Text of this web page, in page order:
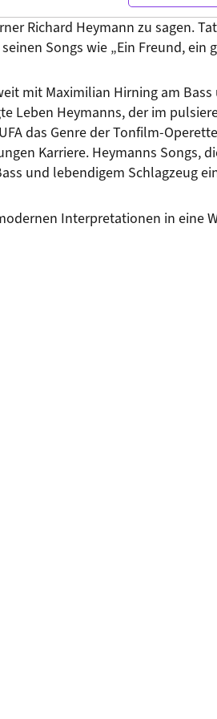
Richard Heymann zu sagen.
Songs wie „Ein Freund, ein
mit Maximilian Hirning am
Leben Heymanns, der im
das Genre der Tonfilm-
Karriere. Heymanns Songs,
und lebendigem Schlagzeug
Interpretationen in eine